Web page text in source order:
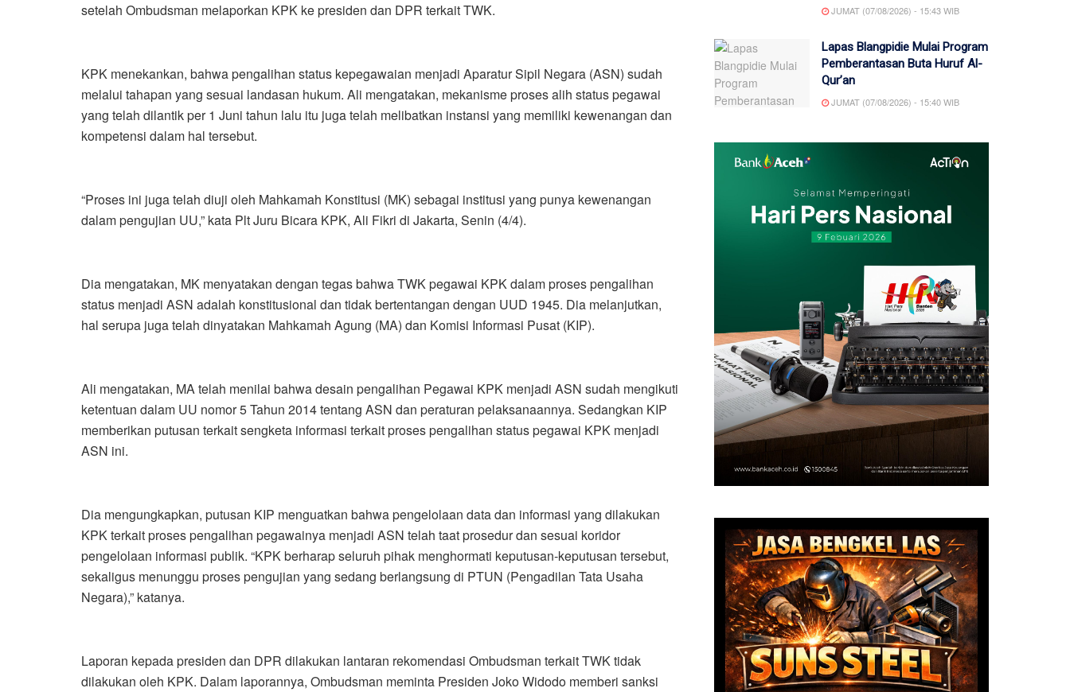
setelah Ombudsman melaporkan KPK ke presiden dan DPR terkait TWK.
KPK menekankan, bahwa pengalihan status kepegawaian menjadi Aparatur Sipil Negara (ASN) sudah
melalui tahapan yang sesuai landasan hukum. Ali mengatakan, mekanisme proses alih status pegawai
yang telah dilantik per 1 Juni tahun lalu itu juga telah melibatkan instansi yang memiliki kewenangan dan
kompetensi dalam hal tersebut.
“Proses ini juga telah diuji oleh Mahkamah Konstitusi (MK) sebagai institusi yang punya kewenangan
dalam pengujian UU,” kata Plt Juru Bicara KPK, Ali Fikri di Jakarta, Senin (4/4).
Dia mengatakan, MK menyatakan dengan tegas bahwa TWK pegawai KPK dalam proses pengalihan
status menjadi ASN adalah konstitusional dan tidak bertentangan dengan UUD 1945. Dia melanjutkan,
hal serupa juga telah dinyatakan Mahkamah Agung (MA) dan Komisi Informasi Pusat (KIP).
Ali mengatakan, MA telah menilai bahwa desain pengalihan Pegawai KPK menjadi ASN sudah mengikuti
ketentuan dalam UU nomor 5 Tahun 2014 tentang ASN dan peraturan pelaksanaannya. Sedangkan KIP
memberikan putusan terkait sengketa informasi terkait proses pengalihan status pegawai KPK menjadi
ASN ini.
Dia mengungkapkan, putusan KIP menguatkan bahwa pengelolaan data dan informasi yang dilakukan
KPK terkait proses pengalihan pegawainya menjadi ASN telah taat prosedur dan sesuai koridor
pengelolaan informasi publik. “KPK berharap seluruh pihak menghormati keputusan-keputusan tersebut,
sekaligus menunggu proses pengujian yang sedang berlangsung di PTUN (Pengadilan Tata Usaha
Negara),” katanya.
Laporan kepada presiden dan DPR dilakukan lantaran rekomendasi Ombudsman terkait TWK tidak
dilakukan oleh KPK. Dalam laporannya, Ombudsman meminta Presiden Joko Widodo memberi sanksi
JUMAT (07/08/2026) - 15:43 WIB
Lapas Blangpidie Mulai Program
Pemberantasan Buta Huruf Al-
Qur’an
JUMAT (07/08/2026) - 15:40 WIB